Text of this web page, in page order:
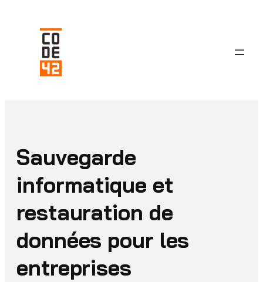
contenu
Sauvegarde
informatique et
restauration de
données pour les
entreprises